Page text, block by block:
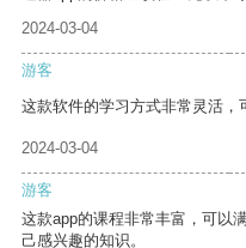
2024-03-04
游客
这款软件的学习方式非常灵活，
2024-03-04
游客
这款app的课程非常丰富，可以
己感兴趣的知识。